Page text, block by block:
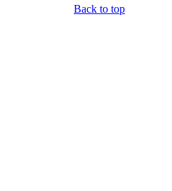
Back to top